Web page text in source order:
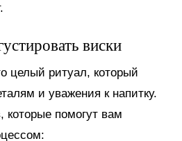
виски
целый ритуал, который
и уважения к напитку.
которые помогут вам